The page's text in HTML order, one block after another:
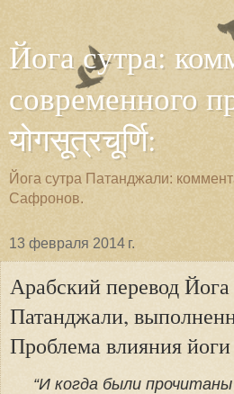
Йога сутра:
современного
योगसूत्रचूर्णि:
Йога сутра Патанджали:
Сафронов.
13 февраля 2014 г.
Арабский перевод
Патанджали,
Проблема влияния
“И когда были